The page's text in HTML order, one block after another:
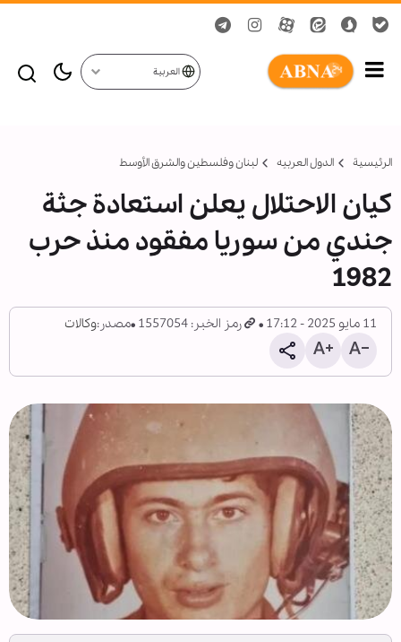
العربية
الرئيسية الدول العربیه لبنان وفلسطين والشرق الأوسط
كيان الاحتلال يعلن استعادة جثة
جندي من سوريا مفقود منذ حرب
1982
11 مايو 2025 - 17:12 رمز الخبر: 1557054 مصدر:وكالات